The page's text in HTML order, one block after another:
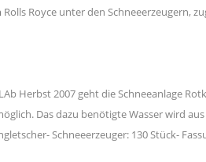
Royce unter den Schneeerzeugern,
Herbst 2007 geht die Schneeanlage
Das dazu benötigte Wasser wird
Schneeerzeuger: 130 Stück-